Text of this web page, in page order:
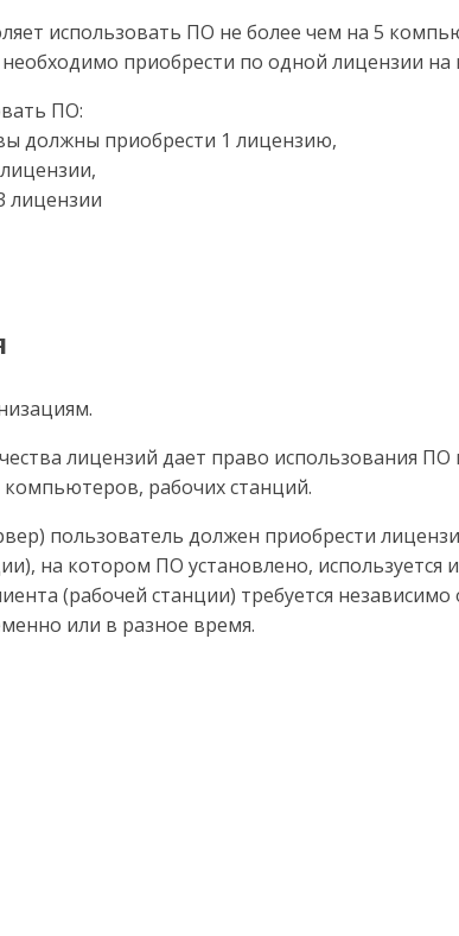
использовать ПО не более чем на 5
приобрести по одной лицензии
ПО:
должны приобрести 1 лицензию,
лицензии
лицензий дает право использования
рабочих станций.
пользователь должен приобрести
на котором ПО установлено, используется
(рабочей станции) требуется
или в разное время.